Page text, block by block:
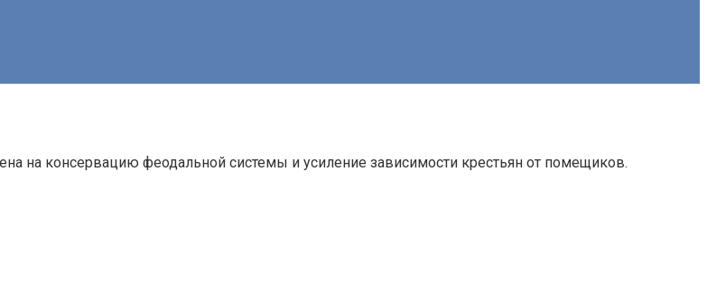
на консервацию феодальной системы и усиление зависимости крестьян от помещиков.